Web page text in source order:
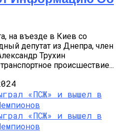
на въезде в Киев со
депутат из Днепра, член
Трухин
происшествие...